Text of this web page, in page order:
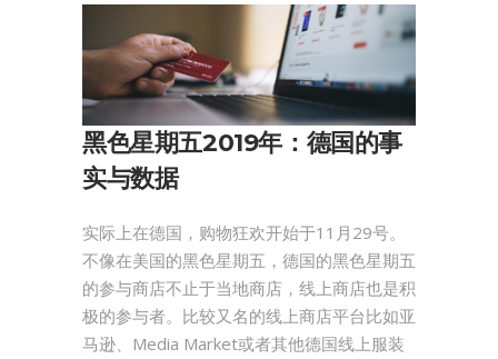
黑色星期五2019年：德国的事
实与数据
实际上在德国，购物狂欢开始于11月29号。
不像在美国的黑色星期五，德国的黑色星期五
的参与商店不止于当地商店，线上商店也是积
极的参与者。比较又名的线上商店平台比如亚
马逊、Media Market或者其他德国线上服装